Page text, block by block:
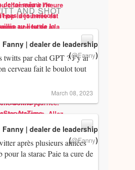
AND SHOT
twitts par chat GPT ? J’y ai
cerveau fait le boulot tout
Fanny | dealer de leadership
(@Fanny)
March 08, 2023
après plusieurs années
pour la starac Paie ta cure de
Fanny | dealer de leadership
(@Fanny)